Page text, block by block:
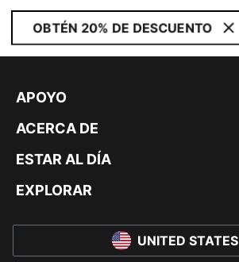
OBTÉN 20% DE DESCUENTO
APOYO
ACERCA DE
ESTAR AL DÍA
EXPLORAR
UNITED STATES